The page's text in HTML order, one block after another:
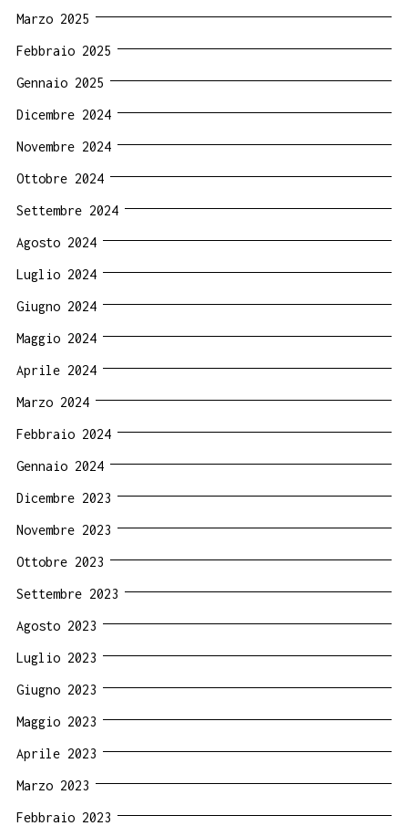
Marzo 2025
Febbraio 2025
Gennaio 2025
Dicembre 2024
Novembre 2024
Ottobre 2024
Settembre 2024
Agosto 2024
Luglio 2024
Giugno 2024
Maggio 2024
Aprile 2024
Marzo 2024
Febbraio 2024
Gennaio 2024
Dicembre 2023
Novembre 2023
Ottobre 2023
Settembre 2023
Agosto 2023
Luglio 2023
Giugno 2023
Maggio 2023
Aprile 2023
Marzo 2023
Febbraio 2023